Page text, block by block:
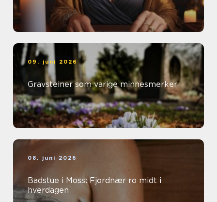
09. juni 2026
Gravsteiner som varige minnesmerker
08. juni 2026
Badstue i Moss: Fjordnær ro midt i
hverdagen